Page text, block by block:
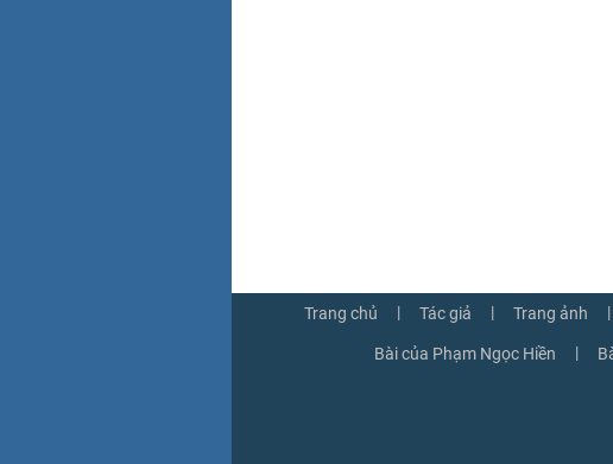
Trang chủ | Tác giả | Trang ảnh |
Bài của Phạm Ngọc Hiền |